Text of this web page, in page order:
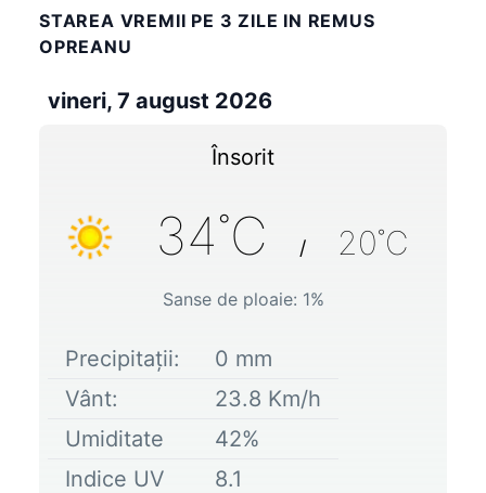
STAREA VREMII PE 3 ZILE IN REMUS
OPREANU
vineri, 7 august 2026
Însorit
34˚C / 20˚C
Sanse de ploaie: 1%
Precipitații: 0 mm
Vânt:
23.8 Km/h
Umiditate
42%
Indice UV
8.1